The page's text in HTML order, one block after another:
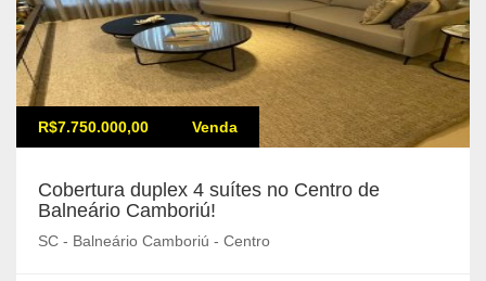
R$7.750.000,00 Venda
Cobertura duplex 4 suítes no Centro de
Balneário Camboriú!
SC - Balneário Camboriú - Centro